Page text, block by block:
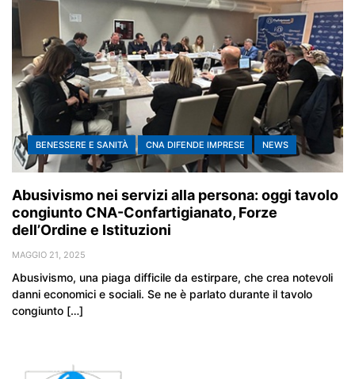
BENESSERE E SANITÀ CNA DIFENDE IMPRESE NEWS
Abusivismo nei servizi alla persona: oggi tavolo
congiunto CNA-Confartigianato, Forze
dell’Ordine e Istituzioni
MAGGIO 21, 2025
Abusivismo, una piaga difficile da estirpare, che crea notevoli
danni economici e sociali. Se ne è parlato durante il tavolo
congiunto […]